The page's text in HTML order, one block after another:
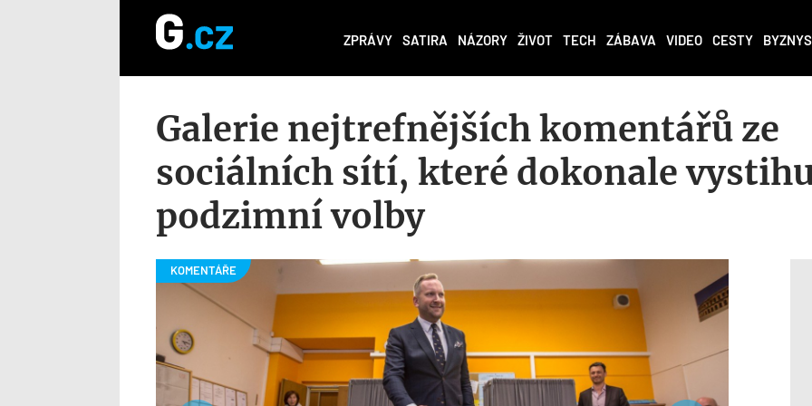
ZPRÁVY SATIRA NÁZORY ŽIVOT TECH ZÁBAVA VIDEO CESTY BYZNYS
Galerie nejtrefnějších komentářů ze
sociálních sítí, které dokonale
podzimní volby